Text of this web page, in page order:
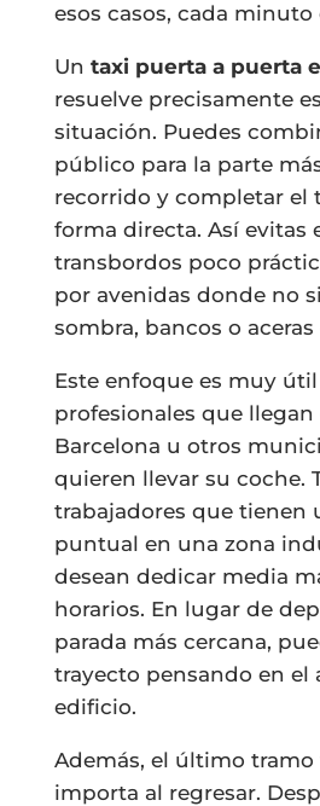
esos casos, cada minuto
Un taxi puerta a puerta
resuelve precisamente
situación. Puedes
público para la parte
recorrido y completar el
forma directa. Así evitas
transbordos poco
por avenidas donde no
sombra, bancos o
Este enfoque es muy útil
profesionales que llegan
Barcelona u otros
quieren llevar su coche.
trabajadores que tienen
puntual en una zona
desean dedicar media
horarios. En lugar de
parada más cercana,
trayecto pensando en el
edificio.
Además, el último
importa al regresar.